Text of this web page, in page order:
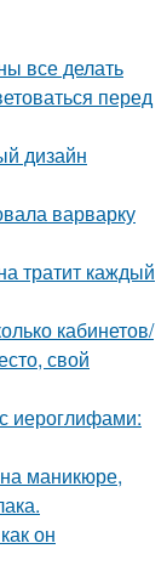
все делать
перед
дизайн
варварку
тратит каждый
кабинетов/
свой
иероглифами:
маникюре,
он